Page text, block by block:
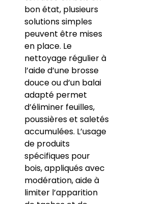
bon état, plusieurs
solutions simples
peuvent être mises
en place. Le
nettoyage régulier à
l’aide d’une brosse
douce ou d’un balai
adapté permet
d’éliminer feuilles,
poussières et saletés
accumulées. L’usage
de produits
spécifiques pour
bois, appliqués avec
modération, aide à
limiter l’apparition